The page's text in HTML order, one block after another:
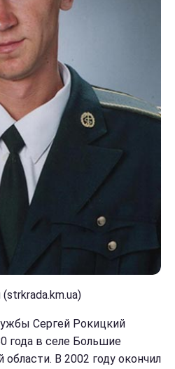
Сергей Рокицкий
года в селе Большие
В 2002 году окончил